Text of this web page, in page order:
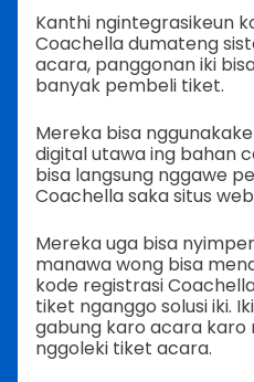
Kanthi ngintegrasikeun
Coachella dumateng
acara, panggonan iki
banyak pembeli tiket.
Mereka bisa
digital utawa ing bahan
bisa langsung nggawe
Coachella saka situs
Mereka uga bisa
manawa wong bisa
kode registrasi
tiket nganggo solusi iki.
gabung karo acara
nggoleki tiket acara.